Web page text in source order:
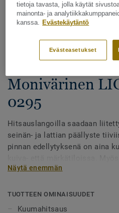
Katso
Hitsauslangat -
&
Monivärinen
0295
Hitsauslangoilla saadaan
seinän- ja lattian päällyste
pinnan edellytyksenä on aina
alueet tulee aina lankahitsata.
rakoihin. Hitsauslankoja on
monivärisenä, joko
Näytä enemmän
TUOTTEEN OMINAISUUDET
Kuumahitsaus
tietoja tavasta, jolla käytät
mainonta- ja
kanssa. Evästekäytäntö
Evästeasetukset